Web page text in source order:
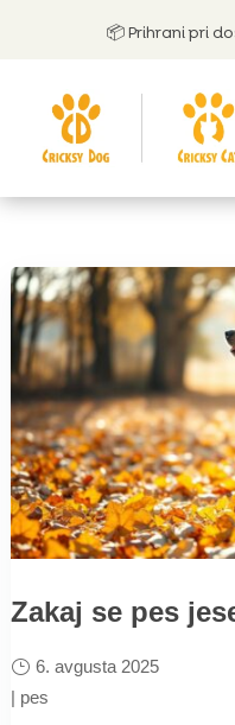
📦 Prihrani pri
Zakaj se pes
6. avgusta 2025
| pes